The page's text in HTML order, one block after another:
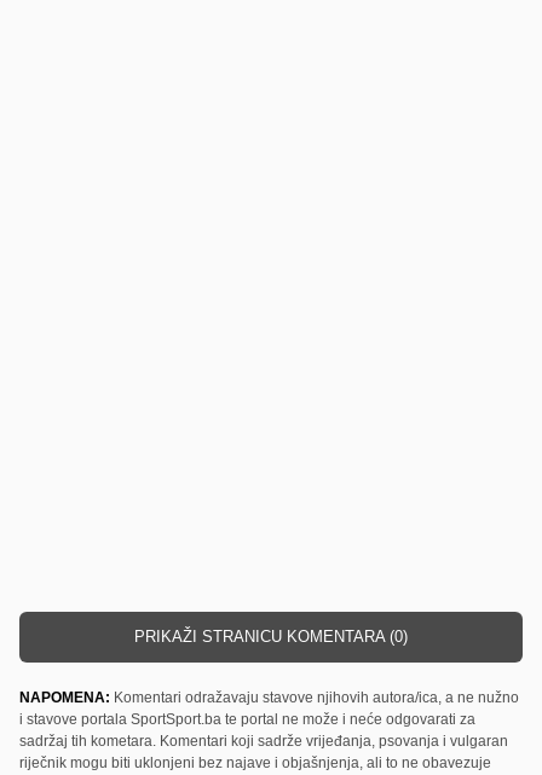
PRIKAŽI STRANICU KOMENTARA (0)
NAPOMENA: Komentari odražavaju stavove njihovih autora/ica, a ne nužno
i stavove portala SportSport.ba te portal ne može i neće odgovarati za
sadržaj tih kometara. Komentari koji sadrže vrijeđanja, psovanja i vulgaran
riječnik mogu biti uklonjeni bez najave i objašnjenja, ali to ne obavezuje